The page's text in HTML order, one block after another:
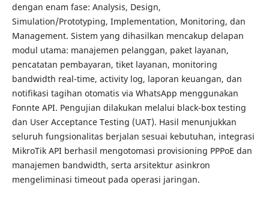
dengan enam fase: Analysis, Design,
Simulation/Prototyping, Implementation, Monitoring, dan
Management. Sistem yang dihasilkan mencakup delapan
modul utama: manajemen pelanggan, paket layanan,
pencatatan pembayaran, tiket layanan, monitoring
bandwidth real-time, activity log, laporan keuangan, dan
notifikasi tagihan otomatis via WhatsApp menggunakan
Fonnte API. Pengujian dilakukan melalui black-box testing
dan User Acceptance Testing (UAT). Hasil menunjukkan
seluruh fungsionalitas berjalan sesuai kebutuhan, integrasi
MikroTik API berhasil mengotomasi provisioning PPPoE dan
manajemen bandwidth, serta arsitektur asinkron
mengeliminasi timeout pada operasi jaringan.